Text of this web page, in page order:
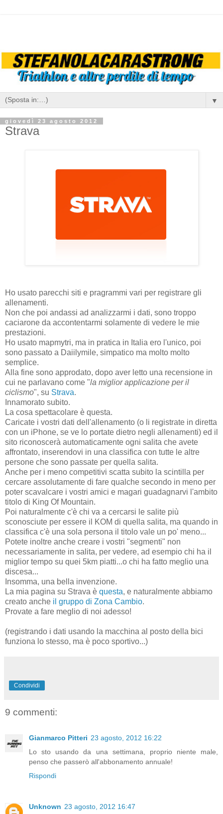
▼
giovedì 23 agosto 2012
Strava
Ho usato parecchi siti e pragrammi vari per registrare gli
allenamenti.
Non che poi andassi ad analizzarmi i dati, sono troppo
caciarone da accontentarmi solamente di vedere le mie
prestazioni.
Ho usato mapmytri, ma in pratica in Italia ero l'unico, poi
sono passato a Daiilymile, simpatico ma molto molto
semplice.
Alla fine sono approdato, dopo aver letto una recensione in
cui ne parlavano come "la miglior applicazione per il
ciclismo", su Strava.
Innamorato subito.
La cosa spettacolare è questa.
Caricate i vostri dati dell'allenamento (o li registrate in diretta
con un iPhone, se ve lo portate dietro negli allenamenti) ed il
sito riconoscerà automaticamente ogni salita che avete
affrontato, inserendovi in una classifica con tutte le altre
persone che sono passate per quella salita.
Anche per i meno competitivi scatta subito la scintilla per
cercare assolutamente di fare qualche secondo in meno per
poter scavalcare i vostri amici e magari guadagnarvi l'ambito
titolo di King Of Mountain.
Poi naturalmente c'è chi va a cercarsi le salite più
sconosciute per essere il KOM di quella salita, ma quando in
classifica c'è una sola persona il titolo vale un po' meno...
Potete inoltre anche creare i vostri "segmenti" non
necessariamente in salita, per vedere, ad esempio chi ha il
miglior tempo su quei 5km piatti...o chi ha fatto meglio una
discesa...
Insomma, una bella invenzione.
La mia pagina su Strava è questa, e naturalmente abbiamo
creato anche il gruppo di Zona Cambio.
Provate a fare meglio di noi adesso!
(registrando i dati usando la macchina al posto della bici
funziona lo stesso, ma è poco sportivo...)
Condividi
9 commenti:
Gianmarco Pitteri 23 agosto, 2012 16:22
Lo sto usando da una settimana, proprio niente male,
penso che passerò all'abbonamento annuale!
Rispondi
Unknown 23 agosto, 2012 16:47